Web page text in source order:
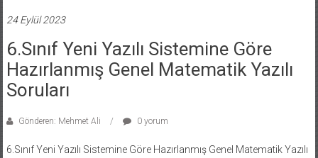
24 Eylül 2023
6.Sınıf Yeni Yazılı Sistemine Göre
Hazırlanmış Genel Matematik Yazılı
Soruları
Gönderen: Mehmet Ali 0 yorum
6.Sınıf Yeni Yazılı Sistemine Göre Hazırlanmış Genel Matematik Yazılı